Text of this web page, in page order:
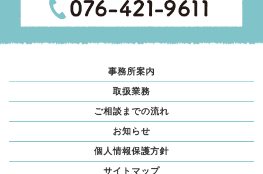
事務所案内
取扱業務
ご相談までの流れ
お知らせ
個人情報保護方針
サイトマップ